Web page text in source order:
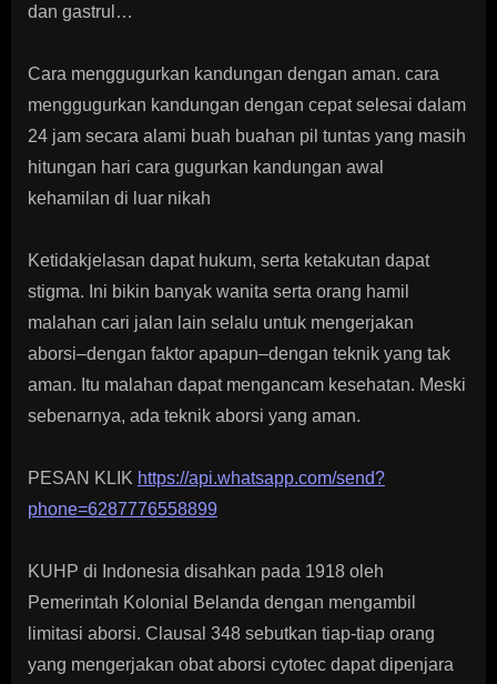
dan gastrul…
Cara menggugurkan kandungan dengan aman. cara
menggugurkan kandungan dengan cepat selesai dalam
24 jam secara alami buah buahan pil tuntas yang masih
hitungan hari cara gugurkan kandungan awal
kehamilan di luar nikah
Ketidakjelasan dapat hukum, serta ketakutan dapat
stigma. Ini bikin banyak wanita serta orang hamil
malahan cari jalan lain selalu untuk mengerjakan
aborsi–dengan faktor apapun–dengan teknik yang tak
aman. Itu malahan dapat mengancam kesehatan. Meski
sebenarnya, ada teknik aborsi yang aman.
PESAN KLIK https://api.whatsapp.com/send?
phone=6287776558899
KUHP di Indonesia disahkan pada 1918 oleh
Pemerintah Kolonial Belanda dengan mengambil
limitasi aborsi. Clausal 348 sebutkan tiap-tiap orang
yang mengerjakan obat aborsi cytotec dapat dipenjara